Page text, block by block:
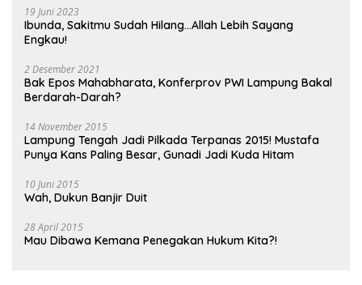
19 Juni 2023
Ibunda, Sakitmu Sudah Hilang…Allah Lebih Sayang
Engkau!
2 Desember 2021
Bak Epos Mahabharata, Konferprov PWI Lampung Bakal
Berdarah-Darah?
14 November 2015
Lampung Tengah Jadi Pilkada Terpanas 2015! Mustafa
Punya Kans Paling Besar, Gunadi Jadi Kuda Hitam
10 Juni 2015
Wah, Dukun Banjir Duit
28 April 2015
Mau Dibawa Kemana Penegakan Hukum Kita?!